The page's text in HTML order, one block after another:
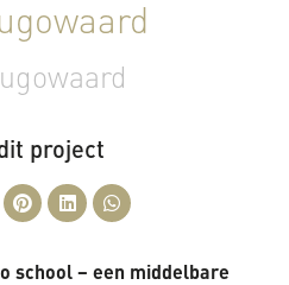
project
school – een middelbare